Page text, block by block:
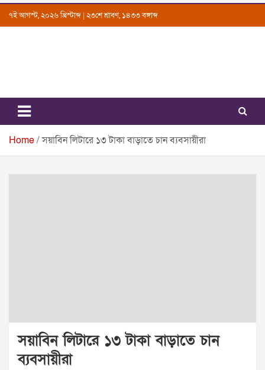
Skip৭ই আগস্ট, ২০২৬ খ্রিস্টাব্দ | ২৩শে শ্রাবণ, ১৪৩৩ বঙ্গাব্দ
Uttarkantho
News Portal
Home সয়াবিন লিটারে ১৩ টাকা বাড়াতে চান ব্যবসায়ীরা
সয়াবিন লিটারে ১৩ টাকা বাড়াতে চান
ব্যবসায়ীরা